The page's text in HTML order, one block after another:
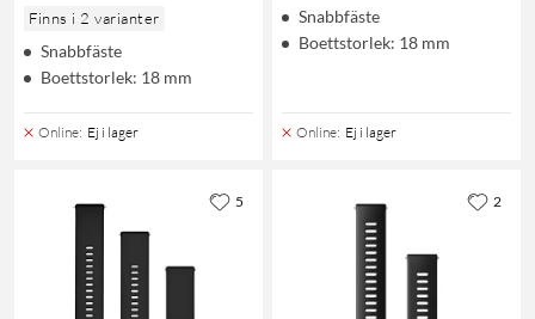
Finns i 2 varianter
Snabbfäste
Boettstorlek: 18 mm
Online: Ej i lager
Snabbfäste
Boettstorlek: 18 mm
Online: Ej i lager
5 2